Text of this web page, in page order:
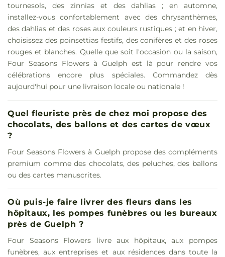
tournesols, des zinnias et des dahlias ; en automne,
installez-vous confortablement avec des chrysanthèmes,
des dahlias et des roses aux couleurs rustiques ; et en hiver,
choisissez des poinsettias festifs, des conifères et des roses
rouges et blanches. Quelle que soit l'occasion ou la saison,
Four Seasons Flowers à Guelph est là pour rendre vos
célébrations encore plus spéciales. Commandez dès
aujourd'hui pour une livraison locale ou nationale !
Quel fleuriste près de chez moi propose des
chocolats, des ballons et des cartes de vœux
?
Four Seasons Flowers à Guelph propose des compléments
premium comme des chocolats, des peluches, des ballons
ou des cartes manuscrites.
Où puis-je faire livrer des fleurs dans les
hôpitaux, les pompes funèbres ou les bureaux
près de Guelph ?
Four Seasons Flowers livre aux hôpitaux, aux pompes
funèbres, aux entreprises et aux résidences dans toute la